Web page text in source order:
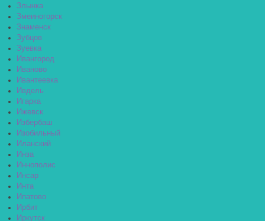
Злынка
Змеиногорск
Знаменск
Зубцов
Зуевка
Ивангород
Иваново
Ивантеевка
Ивдель
Игарка
Ижевск
Избербаш
Изобильный
Иланский
Инза
Иннополис
Инсар
Инта
Ипатово
Ирбит
Иркутск